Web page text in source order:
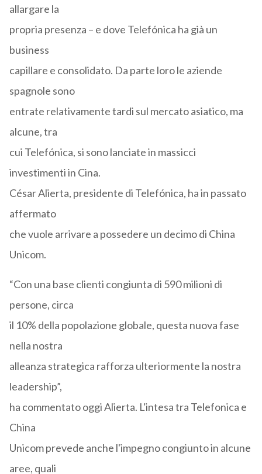
allargare la
propria presenza – e dove Telefónica ha già un
business
capillare e consolidato. Da parte loro le aziende
spagnole sono
entrate relativamente tardi sul mercato asiatico, ma
alcune, tra
cui Telefónica, si sono lanciate in massicci
investimenti in Cina.
César Alierta, presidente di Telefónica, ha in passato
affermato
che vuole arrivare a possedere un decimo di China
Unicom.
“Con una base clienti congiunta di 590 milioni di
persone, circa
il 10% della popolazione globale, questa nuova fase
nella nostra
alleanza strategica rafforza ulteriormente la nostra
leadership”,
ha commentato oggi Alierta. L'intesa tra Telefonica e
China
Unicom prevede anche l'impegno congiunto in alcune
aree, quali